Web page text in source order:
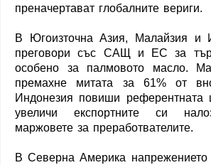
преначертават глобалните вериги.
В Югоизточна Азия, Малайзия и
преговори със САЩ и ЕС за
особено за палмовото масло.
премахне митата за 61% от
Индонезия повиши референтната
увеличи експортните си
маржовете за преработвателите.
В Северна Америка напрежението